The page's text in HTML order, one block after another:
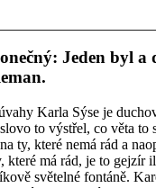
Jeden byl a
Karla Sýse je
to výstřel, co věta to
ty, které nemá rád a
které má rád, je to gejzír
světelné fontáně.